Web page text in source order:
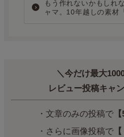
もう作れないかもしれ
ャマ。10年越しの素材
＼今だけ最大
レビュー投稿キャ
・文章のみの投稿で【
・さらに画像投稿で【